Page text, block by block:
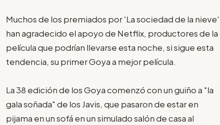
Muchos de los premiados por 'La sociedad de la nieve'
han agradecido el apoyo de Netflix, productores de la
película que podrían llevarse esta noche, si sigue esta
tendencia, su primer Goya a mejor película.
La 38 edición de los Goya comenzó con un guiño a "la
gala soñada" de los Javis, que pasaron de estar en
pijama en un sofá en un simulado salón de casa al